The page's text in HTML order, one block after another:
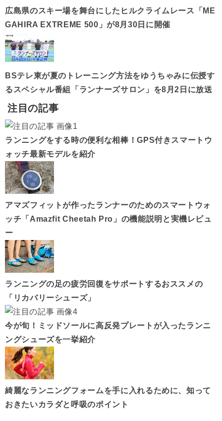
広島県のスキー場を舞台にしたヒルクライムレース「ME
GAHIRA EXTREME 500」が8月30日に開催
BSテレ東が夏のトレーニング方法をゆうちゃみに伝授す
るスペシャル番組「ランナーズサロン」を8月2日に放送
注目の記事
ランニングをする時の便利な相棒！GPS付きスマートウ
ォッチ最新モデルを紹介
アマズフィットが作ったランナーのためのスマートウォ
ッチ「Amazfit Cheetah Pro」の機能説明と実機レビュ
ー
ランニングの足の疲労回復をサポートするおススメの
「リカバリーシューズ」
今が旬！ミッドソールに高反発プレートが入ったランニ
ングシューズを一挙紹介
綺麗なランニングフォームを手に入れるために、知って
おきたいカラダと呼吸のポイント